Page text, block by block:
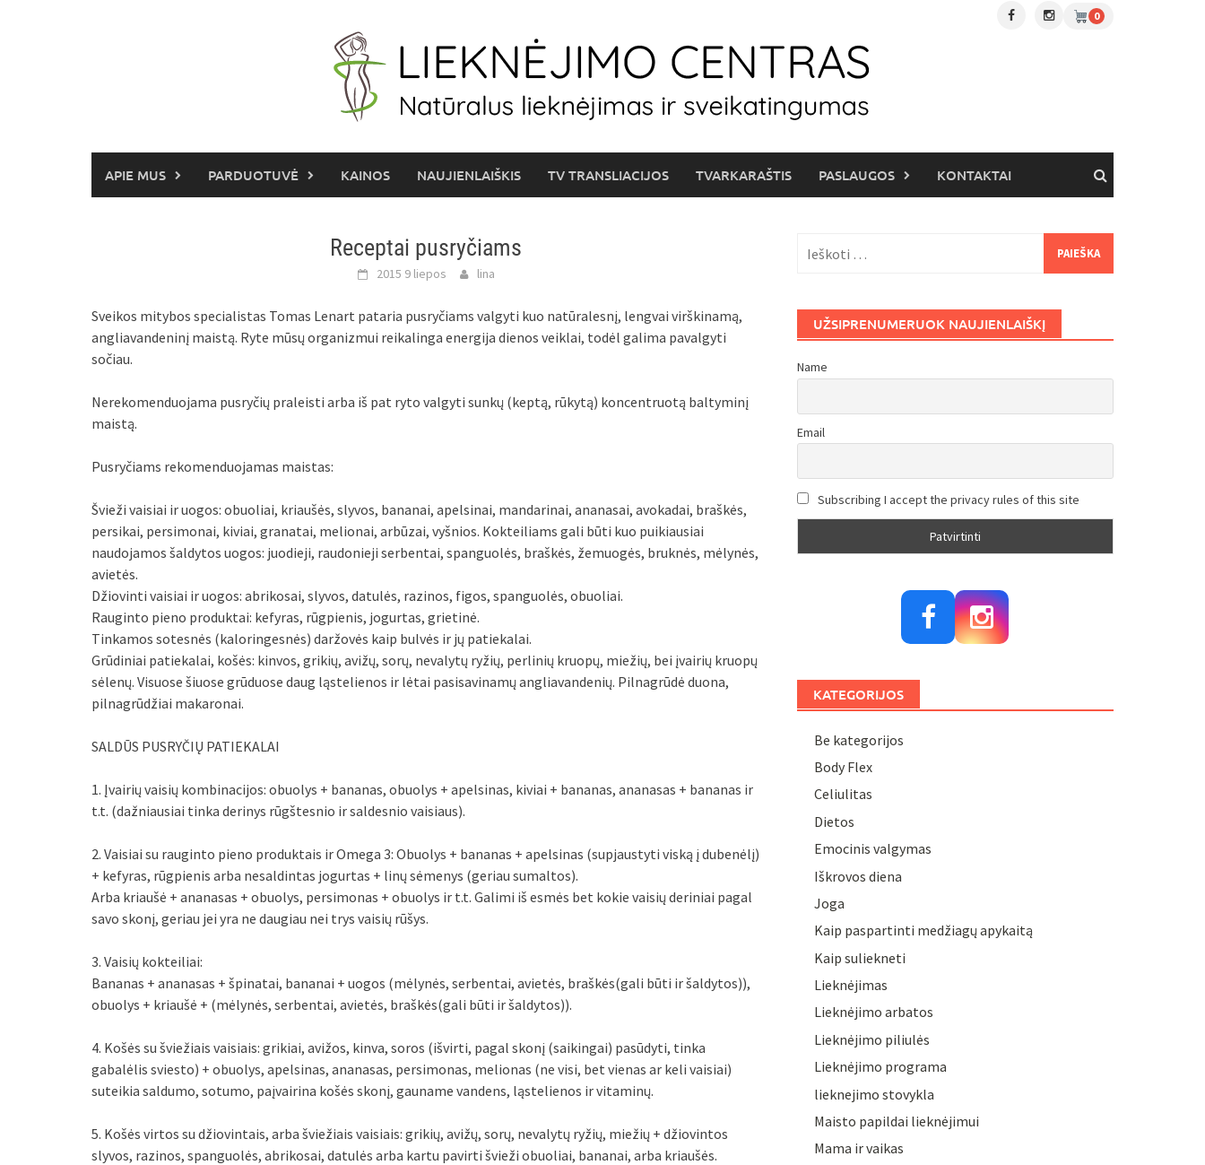
0
APIE MUS PARDUOTUVĖ KAINOS NAUJIENLAIŠKIS TV TRANSLIACIJOS TVARKARAŠTIS PASLAUGOS KONTAKTAI
Receptai pusryčiams
2015 9 liepos lina
Sveikos mitybos specialistas Tomas Lenart pataria pusryčiams valgyti kuo natūralesnį, lengvai virškinamą,
angliavandeninį maistą. Ryte mūsų organizmui reikalinga energija dienos veiklai, todėl galima pavalgyti
sočiau.
Nerekomenduojama pusryčių praleisti arba iš pat ryto valgyti sunkų (keptą, rūkytą) koncentruotą baltyminį
maistą.
Pusryčiams rekomenduojamas maistas:
Švieži vaisiai ir uogos: obuoliai, kriaušės, slyvos, bananai, apelsinai, mandarinai, ananasai, avokadai, braškės,
persikai, persimonai, kiviai, granatai, melionai, arbūzai, vyšnios. Kokteiliams gali būti kuo puikiausiai
naudojamos šaldytos uogos: juodieji, raudonieji serbentai, spanguolės, braškės, žemuogės, bruknės, mėlynės,
avietės.
Džiovinti vaisiai ir uogos: abrikosai, slyvos, datulės, razinos, figos, spanguolės, obuoliai.
Rauginto pieno produktai: kefyras, rūgpienis, jogurtas, grietinė.
Tinkamos sotesnės (kaloringesnės) daržovės kaip bulvės ir jų patiekalai.
Grūdiniai patiekalai, košės: kinvos, grikių, avižų, sorų, nevalytų ryžių, perlinių kruopų, miežių, bei įvairių kruopų
sėlenų. Visuose šiuose grūduose daug ląstelienos ir lėtai pasisavinamų angliavandenių. Pilnagrūdė duona,
pilnagrūdžiai makaronai.
SALDŪS PUSRYČIŲ PATIEKALAI
1. Įvairių vaisių kombinacijos: obuolys + bananas, obuolys + apelsinas, kiviai + bananas, ananasas + bananas ir
t.t. (dažniausiai tinka derinys rūgštesnio ir saldesnio vaisiaus).
2. Vaisiai su rauginto pieno produktais ir Omega 3: Obuolys + bananas + apelsinas (supjaustyti viską į dubenėlį)
+ kefyras, rūgpienis arba nesaldintas jogurtas + linų sėmenys (geriau sumaltos).
Arba kriaušė + ananasas + obuolys, persimonas + obuolys ir t.t. Galimi iš esmės bet kokie vaisių deriniai pagal
savo skonį, geriau jei yra ne daugiau nei trys vaisių rūšys.
3. Vaisių kokteiliai:
Bananas + ananasas + špinatai, bananai + uogos (mėlynės, serbentai, avietės, braškės(gali būti ir šaldytos)),
obuolys + kriaušė + (mėlynės, serbentai, avietės, braškės(gali būti ir šaldytos)).
4. Košės su šviežiais vaisiais: grikiai, avižos, kinva, soros (išvirti, pagal skonį (saikingai) pasūdyti, tinka
gabalėlis sviesto) + obuolys, apelsinas, ananasas, persimonas, melionas (ne visi, bet vienas ar keli vaisiai)
suteikia saldumo, sotumo, paįvairina košės skonį, gauname vandens, ląstelienos ir vitaminų.
5. Košės virtos su džiovintais, arba šviežiais vaisiais: grikių, avižų, sorų, nevalytų ryžių, miežių + džiovintos
slyvos, razinos, spanguolės, abrikosai, datulės arba kartu pavirti švieži obuoliai, bananai, arba kriaušės.
UŽSIPRENUMERUOK NAUJIENLAIŠKĮ
Name
Email
Subscribing I accept the privacy rules of this site
KATEGORIJOS
Be kategorijos
Body Flex
Celiulitas
Dietos
Emocinis valgymas
Iškrovos diena
Joga
Kaip paspartinti medžiagų apykaitą
Kaip suliekneti
Lieknėjimas
Lieknėjimo arbatos
Lieknėjimo piliulės
Lieknėjimo programa
lieknejimo stovykla
Maisto papildai lieknėjimui
Mama ir vaikas